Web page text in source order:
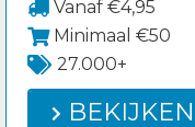
Vanaf €4,95
Minimaal €50
27.000+
BEKIJKEN